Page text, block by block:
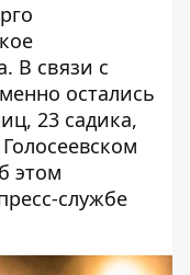
В связи с
остались
23 садика,
этом
службе